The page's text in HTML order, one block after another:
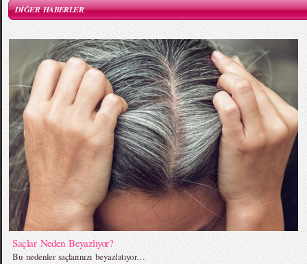
DİĞER HABERLER
Saçlar Neden Beyazlıyor?
Bu nedenler saçlarınızı beyazlatıyor…